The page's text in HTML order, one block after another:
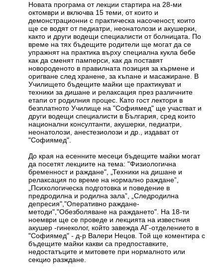
Новата програма от лекции стартира на 28-ми
октомври и включва 15 теми, от които и
демонстрационни с практическа насоченост, които
ще се водят от педиатри, неонатолози и акушерки,
както и други водещи специалисти от болницата. По
време на тях бъдещите родители ще могат да се
упражнят на практика върху специална кукла бебе
как да сменят памперси, как да поставят
новороденото в правилната позиция за кърмене и
оригване след хранене, за къпане и масажиране. В
Училището бъдещите майки ще практикуват и
техники за дишане и релаксация през различните
етапи от родилния процес. Като гост лектори в
безплатното Училище на "Софиямед" ще участват и
други водещи специалисти в България, сред които
национални консултанти, акушерки, педиатри,
неонатолози, анестезиолози и др., издават от
"Софиямед".
До края на есенните месеци бъдещите майки могат
да посетят лекциите на тема: "Физиологична
бременност и раждане", „Техники на дишане и
релаксация по време на нормално раждане”,
„Психологическа подготовка и поведение в
предродилна и родилна зала”, „Следродилна
депресия","Оперативно раждане-
методи","Обезболяване на раждането". На 18-ти
ноември ще се проведе и лекцията на известния
акушер -гинеколог, който завежда АГ-отделението в
"Софиямед" - д-р Валери Нецов. Той ще коментира с
бъдещите майки какви са предпоставките,
недостатъците и митовете при нормалното или
секцио разждане.